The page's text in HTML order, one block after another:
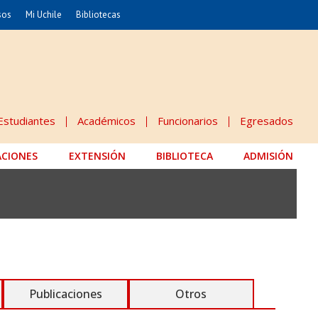
Economía y Negocios
Mi Uchile Bibliotecas
Académicos Funcionarios Egresados
EXTENSIÓN BIBLIOTECA ADMISIÓN
Publicaciones Otros